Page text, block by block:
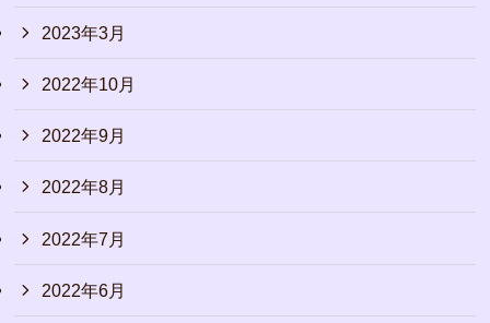
2023年3月
2022年10月
2022年9月
2022年8月
2022年7月
2022年6月